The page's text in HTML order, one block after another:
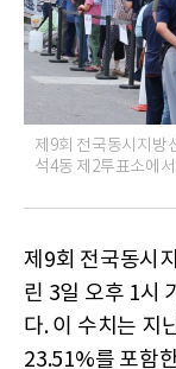
제9회 전국동시지방
석4동 제2투표소에
제9회 전국동시
린 3일 오후 1시
다. 이 수치는 지
23.51%를 포함